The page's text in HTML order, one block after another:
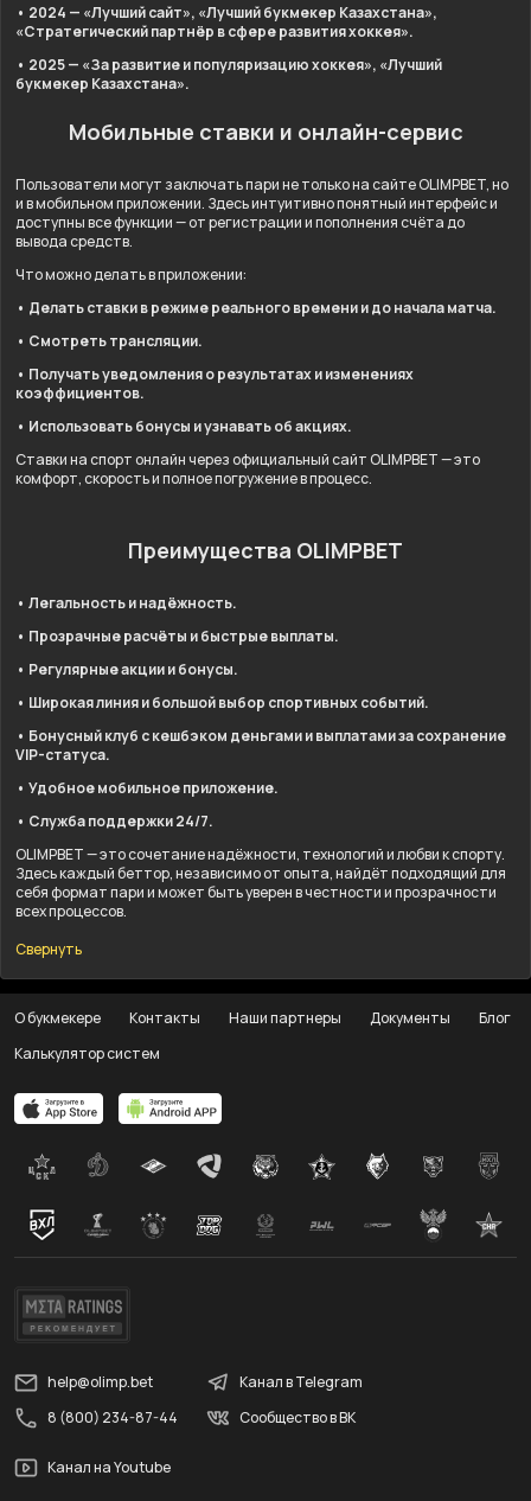
• 2024 — «Лучший сайт», «Лучший букмекер Казахстана»,
«Стратегический партнёр в сфере развития хоккея».
• 2025 — «За развитие и популяризацию хоккея», «Лучший
букмекер Казахстана».
Мобильные ставки и онлайн-сервис
Пользователи могут заключать пари не только на сайте OLIMPBET, но
и в мобильном приложении. Здесь интуитивно понятный интерфейс и
доступны все функции — от регистрации и пополнения счёта до
вывода средств.
Что можно делать в приложении:
• Делать ставки в режиме реального времени и до начала матча.
• Смотреть трансляции.
• Получать уведомления о результатах и изменениях
коэффициентов.
• Использовать бонусы и узнавать об акциях.
Ставки на спорт онлайн через официальный сайт OLIMPBET — это
комфорт, скорость и полное погружение в процесс.
Преимущества OLIMPBET
• Легальность и надёжность.
• Прозрачные расчёты и быстрые выплаты.
• Регулярные акции и бонусы.
• Широкая линия и большой выбор спортивных событий.
• Бонусный клуб с кешбэком деньгами и выплатами за сохранение
VIP-статуса.
• Удобное мобильное приложение.
• Служба поддержки 24/7.
OLIMPBET — это сочетание надёжности, технологий и любви к спорту.
Здесь каждый беттор, независимо от опыта, найдёт подходящий для
себя формат пари и может быть уверен в честности и прозрачности
всех процессов.
Свернуть
О букмекере Контакты Наши партнеры Документы
Блог
Калькулятор систем
help@olimp.bet
8 (800) 234-87-44
Канал в Telegram
Сообщество в ВК
Канал на Youtube